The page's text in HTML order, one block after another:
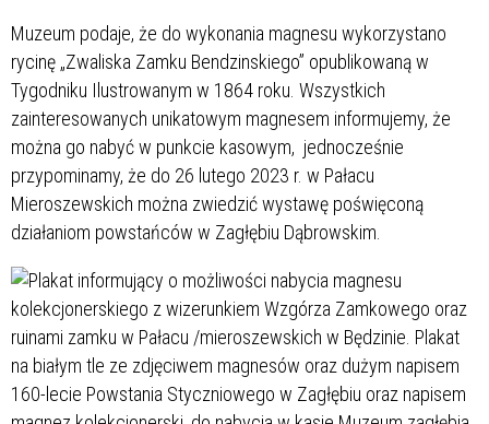
Muzeum podaje, że do wykonania magnesu wykorzystano
rycinę „Zwaliska Zamku Bendzinskiego” opublikowaną w
Tygodniku Ilustrowanym w 1864 roku. Wszystkich
zainteresowanych unikatowym magnesem informujemy, że
można go nabyć w punkcie kasowym, jednocześnie
przypominamy, że do 26 lutego 2023 r. w Pałacu
Mieroszewskich można zwiedzić wystawę poświęconą
działaniom powstańców w Zagłębiu Dąbrowskim.